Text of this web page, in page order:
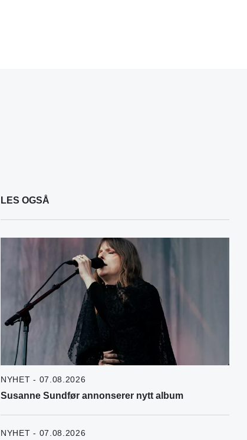
LES OGSÅ
NYHET - 07.08.2026
Susanne Sundfør annonserer nytt album
NYHET - 07.08.2026